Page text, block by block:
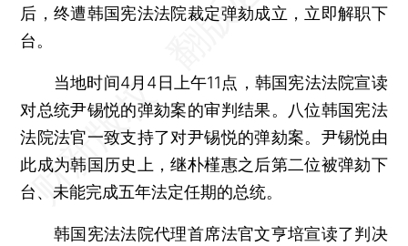
后，终遭韩国宪法法院裁定弹劾成立，立即解职下
台。
当地时间4月4日上午11点，韩国宪法法院宣读
对总统尹锡悦的弹劾案的审判结果。八位韩国宪法
法院法官一致支持了对尹锡悦的弹劾案。尹锡悦由
此成为韩国历史上，继朴槿惠之后第二位被弹劾下
台、未能完成五年法定任期的总统。
韩国宪法法院代理首席法官文亨培宣读了判决